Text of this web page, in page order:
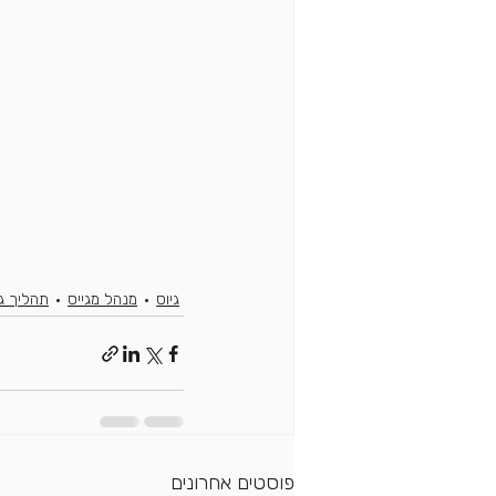
גיוס מנהל מגייס תהליך
פוסטים אחרונים